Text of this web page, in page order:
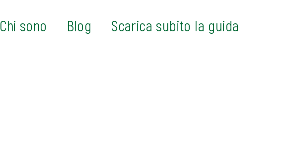
Chi sono Blog Scarica subito la guida